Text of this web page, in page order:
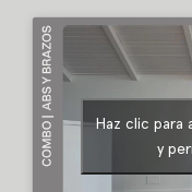
Haz clic para
y